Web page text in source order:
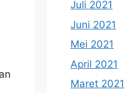
Juli 2021
Juni 2021
Mei 2021
April 2021
Maret 2021